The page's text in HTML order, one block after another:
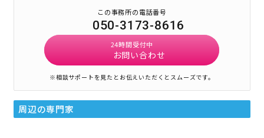
この事務所の電話番号
050-3173-8616
24時間受付中
お問い合わせ
※相談サポートを見たとお伝えいただくとスムーズです。
周辺の専門家